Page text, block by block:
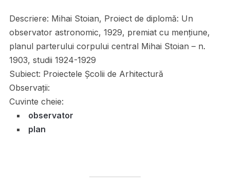
Descriere: Mihai Stoian, Proiect de diplomă: Un
observator astronomic, 1929, premiat cu mențiune,
planul parterului corpului central Mihai Stoian – n.
1903, studii 1924-1929
Subiect: Proiectele Școlii de Arhitectură
Observații:
Cuvinte cheie:
observator
plan